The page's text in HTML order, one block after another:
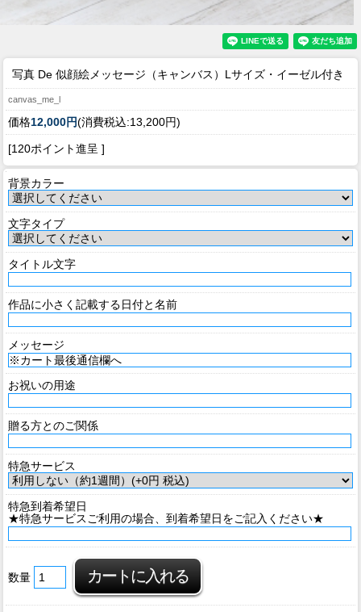
写真 De 似顔絵メッセージ（キャンバス）Lサイズ・イーゼル付き
canvas_me_l
価格12,000円(消費税込:13,200円)
[120ポイント進呈 ]
背景カラー
文字タイプ
タイトル文字
作品に小さく記載する日付と名前
メッセージ
お祝いの用途
贈る方とのご関係
特急サービス
特急到着希望日
★特急サービスご利用の場合、到着希望日をご記入ください★
数量